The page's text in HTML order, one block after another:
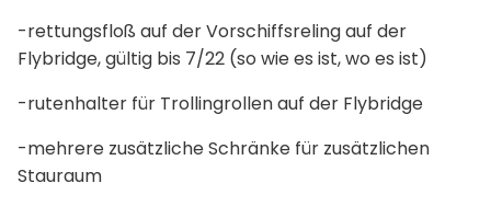
-rettungsfloß auf der Vorschiffsreling auf der
Flybridge, gültig bis 7/22 (so wie es ist, wo es ist)
-rutenhalter für Trollingrollen auf der Flybridge
-mehrere zusätzliche Schränke für zusätzlichen
Stauraum